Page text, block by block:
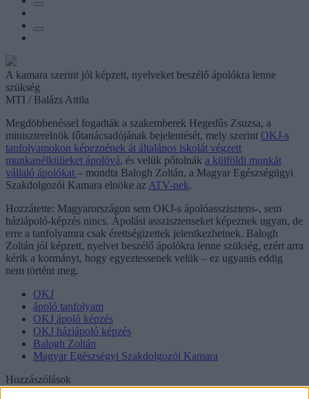
A kamara szerint jól képzett, nyelveket beszélő ápolókra lenne
szükség
MTI / Balázs Attila
Megdöbbenéssel fogadták a szakemberek Hegedűs Zsuzsa, a
miniszterelnök főtanácsadójának bejelentését, mely szerint OKJ-s
tanfolyamokon képeznének át általános iskolát végzett
munkanélkülieket ápolóvá, és velük pótolnák a külföldi munkát
vállaló ápolókat – mondta Balogh Zoltán, a Magyar Egészségügyi
Szakdolgozói Kamara elnöke az ATV-nek.
Hozzátette: Magyarországon sem OKJ-s ápolóasszisztens-, sem
háziápoló-képzés nincs. Ápolási asszisztenseket képeznek ugyan, de
erre a tanfolyamra csak érettségizettek jelentkezhetnek. Balogh
Zoltán jól képzett, nyelvet beszélő ápolókra lenne szükség, ezért arra
kérik a kormányt, hogy egyeztessenek velük – ez ugyanis eddig
nem történt meg.
OKJ
ápoló tanfolyam
OKJ ápoló képzés
OKJ háziápoló képzés
Balogh Zoltán
Magyar Egészségyi Szakdolgozói Kamara
Hozzászólások